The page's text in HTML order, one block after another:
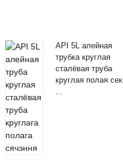
API 5L алейная
трубка круглая
сталёвая труба
круглая полая сек
...